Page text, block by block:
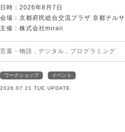
日時：2026年8月7日
会場：京都府民総合交流プラザ 京都テルサ
主催：株式会社miraii
言葉・物語 デジタル プログラミング
ワークショップ イベント
2026.07.21 TUE UPDATE